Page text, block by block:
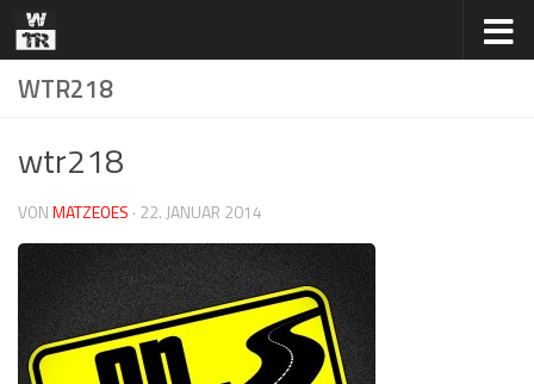
Zum Inhalt springen
WTR218
wtr218
VONMATZEOES · 22. JANUAR 2014